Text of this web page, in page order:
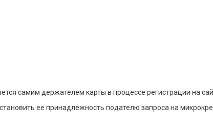
самим держателем карты в процессе регистрации на
ее принадлежность подателю запроса на